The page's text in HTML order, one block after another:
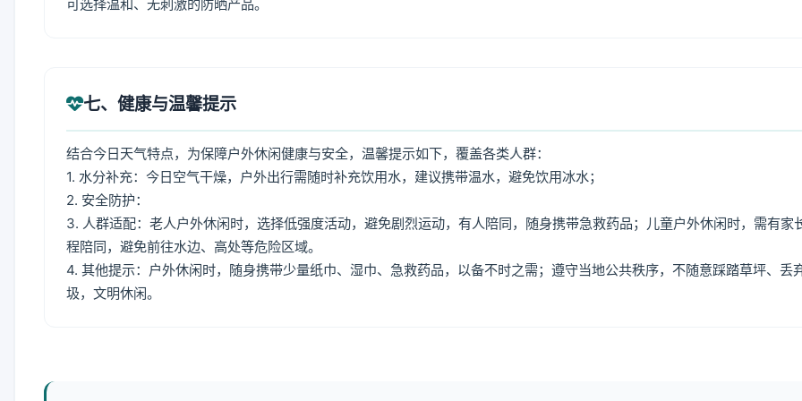
可选择温和、无刺激的防晒产品。
七、健康与温馨提示
结合今日天气特点，为保障户外休闲健康与安全，温馨提示如下，覆盖各类人群：
1. 水分补充：今日空气干燥，户外出行需随时补充饮用水，建议携带温水，避免饮用冰水；
2. 安全防护：
3. 人群适配：老人户外休闲时，选择低强度活动，避免剧烈运动，有人陪同，随身携带急救药品；儿童户外休闲时，需有家
程陪同，避免前往水边、高处等危险区域。
4. 其他提示：户外休闲时，随身携带少量纸巾、湿巾、急救药品，以备不时之需；遵守当地公共秩序，不随意踩踏草坪、丢
圾，文明休闲。